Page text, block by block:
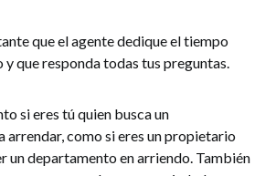
que el agente dedique el tiempo
y que responda todas tus preguntas.
si eres tú quien busca un
arrendar, como si eres un propietario
un departamento en arriendo. También